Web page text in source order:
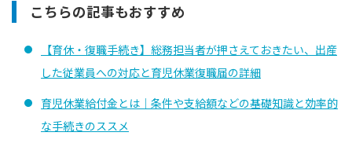
こちらの記事もおすすめ
【育休・復職手続き】総務担当者が押さえておきたい、出産
した従業員への対応と育児休業復職届の詳細
育児休業給付金とは｜条件や支給額などの基礎知識と効率的
な手続きのススメ